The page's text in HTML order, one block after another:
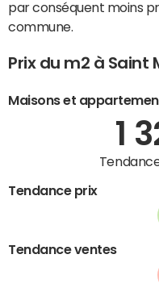
par conséquent moins
commune.
Prix du m2 à Saint
Maisons et
1
Tendance prix
Tendance ventes